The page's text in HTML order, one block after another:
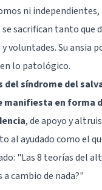
ni independientes,
sacrifican tanto que
voluntades. Su ansia
lo patológico.
del síndrome del
manifiesta en forma
, de apoyo y
al ayudado como el
"Las 8 teorías del
cambio de nada?"